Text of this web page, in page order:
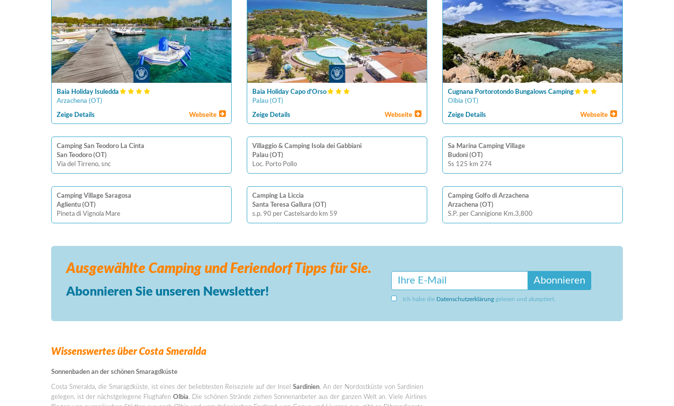
Baia Holiday Isuledda
Arzachena (OT)
Zeige Details Webseite
Baia Holiday Capo d'Orso
Palau (OT)
Zeige Details Webseite
Cugnana Portorotondo Bungalows Camping
Olbia (OT)
Zeige Details Webseite
Camping San Teodoro La Cinta
San Teodoro (OT)
Via del Tirreno, snc
Villaggio & Camping Isola dei Gabbiani
Palau (OT)
Loc. Porto Pollo
Sa Marina Camping Village
Budoni (OT)
Ss 125 km 274
Camping Village Saragosa
Aglientu (OT)
Pineta di Vignola Mare
Camping La Liccia
Santa Teresa Gallura (OT)
s.p. 90 per Castelsardo km 59
Camping Golfo di Arzachena
Arzachena (OT)
S.P. per Cannigione Km.3,800
Ausgewählte Camping und FeriendorfTipps für Sie.
Abonnieren Sie unseren Newsletter!
Abonnieren
Ich habe die Datenschutzerklärunggelesen und akzeptiert.
Wissenswertes über Costa Smeralda
Sonnenbaden an der schönen Smaragdküste
Costa Smeralda, die Smaragdküste, ist eines der beliebtesten Reiseziele auf der Insel Sardinien. An der Nordostküste von Sardinien
gelegen, ist der nächstgelegene Flughafen Olbia. Die schönen Strände ziehen Sonnenanbeter aus der ganzen Welt an. Viele Airlines